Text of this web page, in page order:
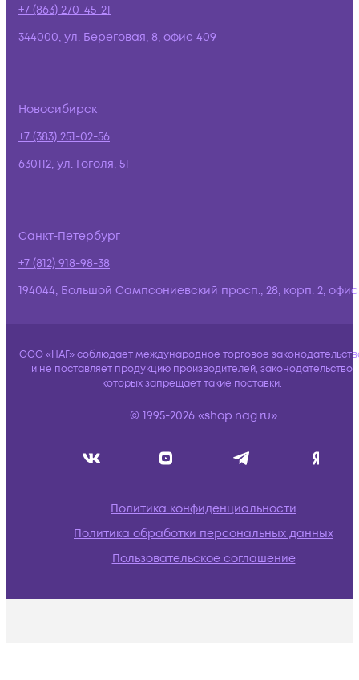
+7 (863) 270-45-21
344000, ул. Береговая, 8, офис 409
Новосибирск
+7 (383) 251-02-56
630112, ул. Гоголя, 51
Санкт-Петербург
+7 (812) 918-98-38
194044, Большой Сампсониевский просп., 28, корп. 2,
ООО «НАГ» соблюдает международное торговое
и не поставляет продукцию производителей, законодательство
которых запрещает такие поставки.
© 1995-2026 «shop.nag.ru»
Политика конфиденциальности
Политика обработки персональных данных
Пользовательское соглашение